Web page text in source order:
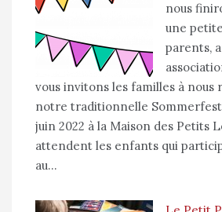
nous
une
parents,
vous invitons les familles à nous
notre traditionnelle Sommerfest
juin 2022 à la Maison des Petits
attendent les enfants qui
au…